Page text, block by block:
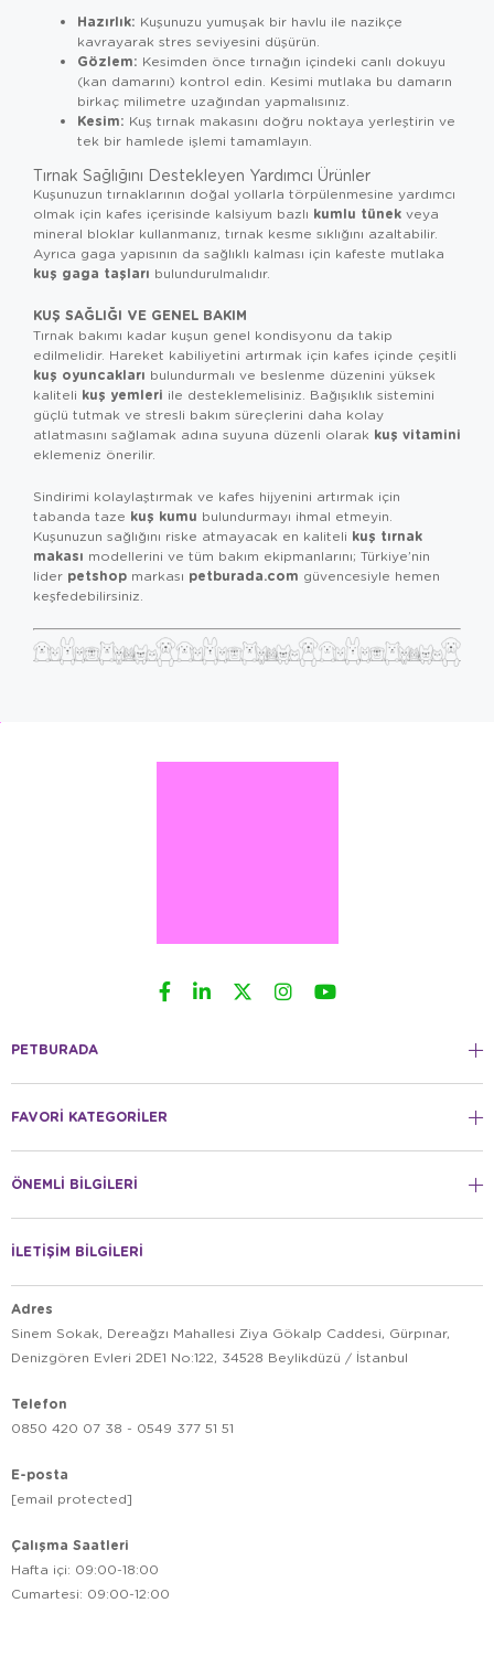
Hazırlık: Kuşunuzu yumuşak bir havlu ile nazikçe
kavrayarak stres seviyesini düşürün.
Gözlem: Kesimden önce tırnağın içindeki canlı dokuyu
(kan damarını) kontrol edin. Kesimi mutlaka bu damarın
birkaç milimetre uzağından yapmalısınız.
Kesim: Kuş tırnak makasını doğru noktaya yerleştirin ve
tek bir hamlede işlemi tamamlayın.
Tırnak Sağlığını Destekleyen Yardımcı Ürünler
Kuşunuzun tırnaklarının doğal yollarla törpülenmesine yardımcı
olmak için kafes içerisinde kalsiyum bazlı kumlu tünek veya
mineral bloklar kullanmanız, tırnak kesme sıklığını azaltabilir.
Ayrıca gaga yapısının da sağlıklı kalması için kafeste mutlaka
kuş gaga taşları bulundurulmalıdır.
KUŞ SAĞLIĞI VE GENEL BAKIM
Tırnak bakımı kadar kuşun genel kondisyonu da takip
edilmelidir. Hareket kabiliyetini artırmak için kafes içinde çeşitli
kuş oyuncakları bulundurmalı ve beslenme düzenini yüksek
kaliteli kuş yemleri ile desteklemelisiniz. Bağışıklık sistemini
güçlü tutmak ve stresli bakım süreçlerini daha kolay
atlatmasını sağlamak adına suyuna düzenli olarak kuş vitamini
eklemeniz önerilir.
Sindirimi kolaylaştırmak ve kafes hijyenini artırmak için
tabanda taze kuş kumu bulundurmayı ihmal etmeyin.
Kuşunuzun sağlığını riske atmayacak en kaliteli kuş tırnak
makası modellerini ve tüm bakım ekipmanlarını; Türkiye’nin
lider petshop markası petburada.com güvencesiyle hemen
keşfedebilirsiniz.
PETBURADA
FAVORİ KATEGORİLER
ÖNEMLİ BİLGİLERİ
İLETİŞİM BİLGİLERİ
Adres
Sinem Sokak, Dereağzı Mahallesi Ziya Gökalp Caddesi, Gürpınar,
Denizgören Evleri 2DE1 No:122, 34528 Beylikdüzü / İstanbul
Telefon
0850 420 07 38 - 0549 377 51 51
E-posta
[email protected]
Çalışma Saatleri
Hafta içi: 09:00-18:00
Cumartesi: 09:00-12:00